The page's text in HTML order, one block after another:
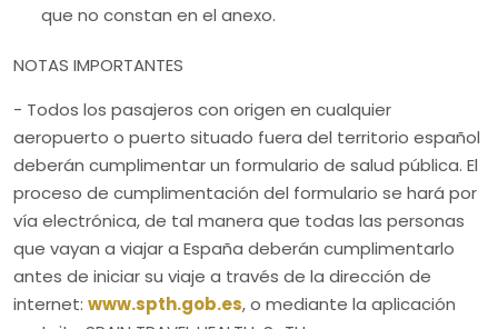
que no constan en el anexo.
NOTAS IMPORTANTES
- Todos los pasajeros con origen en cualquier
aeropuerto o puerto situado fuera del territorio español
deberán cumplimentar un formulario de salud pública. El
proceso de cumplimentación del formulario se hará por
vía electrónica, de tal manera que todas las personas
que vayan a viajar a España deberán cumplimentarlo
antes de iniciar su viaje a través de la dirección de
internet: www.spth.gob.es, o mediante la aplicación